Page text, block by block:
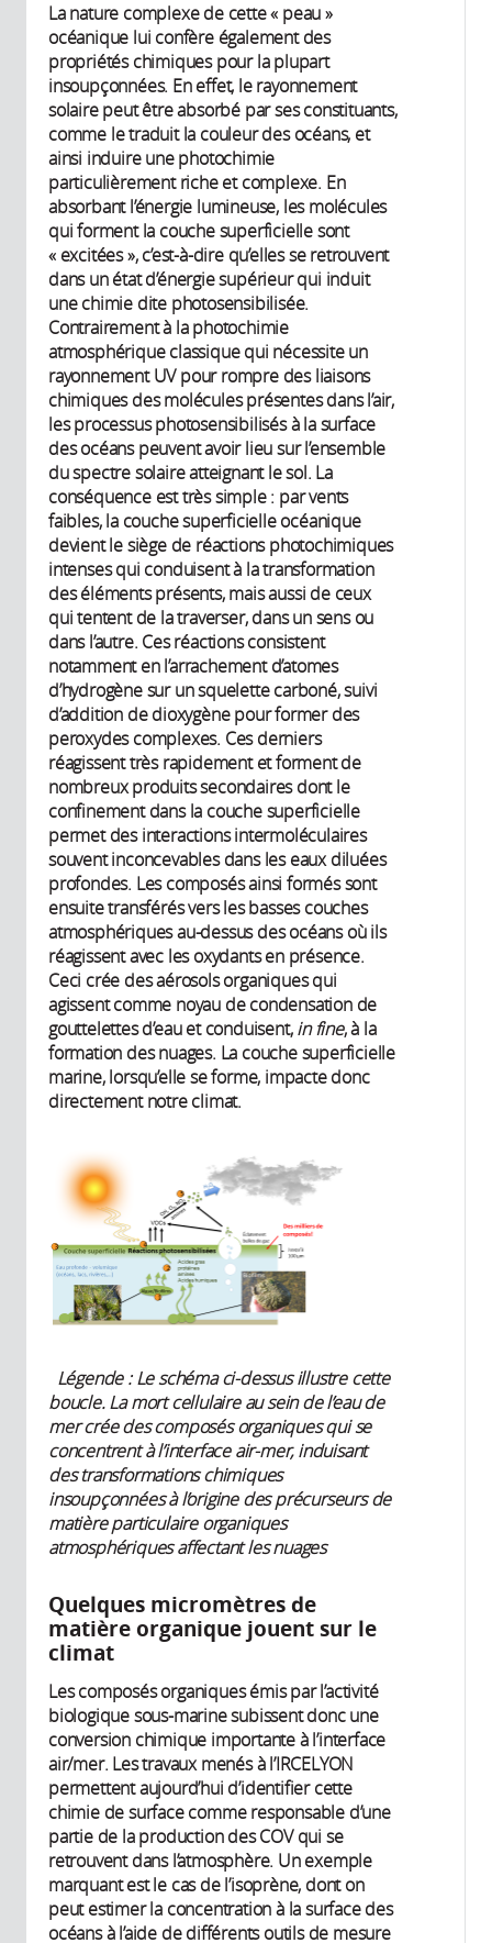
La nature complexe de cette « peau »
océanique lui confère également des
propriétés chimiques pour la plupart
insoupçonnées. En effet, le rayonnement
solaire peut être absorbé par ses constituants,
comme le traduit la couleur des océans, et
ainsi induire une photochimie
particulièrement riche et complexe. En
absorbant l’énergie lumineuse, les molécules
qui forment la couche superficielle sont
« excitées », c’est-à-dire qu’elles se retrouvent
dans un état d’énergie supérieur qui induit
une chimie dite photosensibilisée.
Contrairement à la photochimie
atmosphérique classique qui nécessite un
rayonnement UV pour rompre des liaisons
chimiques des molécules présentes dans l’air,
les processus photosensibilisés à la surface
des océans peuvent avoir lieu sur l’ensemble
du spectre solaire atteignant le sol. La
conséquence est très simple : par vents
faibles, la couche superficielle océanique
devient le siège de réactions photochimiques
intenses qui conduisent à la transformation
des éléments présents, mais aussi de ceux
qui tentent de la traverser, dans un sens ou
dans l’autre. Ces réactions consistent
notamment en l’arrachement d’atomes
d’hydrogène sur un squelette carboné, suivi
d’addition de dioxygène pour former des
peroxydes complexes. Ces derniers
réagissent très rapidement et forment de
nombreux produits secondaires dont le
confinement dans la couche superficielle
permet des interactions intermoléculaires
souvent inconcevables dans les eaux diluées
profondes. Les composés ainsi formés sont
ensuite transférés vers les basses couches
atmosphériques au-dessus des océans où ils
réagissent avec les oxydants en présence.
Ceci crée des aérosols organiques qui
agissent comme noyau de condensation de
gouttelettes d’eau et conduisent,in fine, à la
formation des nuages. La couche superficielle
marine, lorsqu’elle se forme, impacte donc
directement notre climat.
Légende : Le schéma ci-dessus illustre cette
boucle. La mort cellulaire au sein de l’eau de
mer crée des composés organiques qui se
concentrent à l’interface air-mer, induisant
des transformations chimiques
insoupçonnées à l’origine des précurseurs de
matière particulaire organiques
atmosphériques affectant les nuages
Quelques micromètres de
matière organique jouent sur le
climat
Les composés organiques émis par l’activité
biologique sous-marine subissent donc une
conversion chimique importante à l’interface
air/mer. Les travaux menés à l’IRCELYON
permettent aujourd’hui d’identifier cette
chimie de surface comme responsable d’une
partie de la production des COV qui se
retrouvent dans l’atmosphère. Un exemple
marquant est le cas de l’isoprène, dont on
peut estimer la concentration à la surface des
océans à l’aide de différents outils de mesure